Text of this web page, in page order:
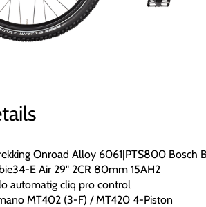
Onroad Alloy 6061|PTS800 Bosch
E Air 29" 2CR 80mm 15AH2
automatig cliq pro control
MT402 (3-F) / MT420 4-Piston